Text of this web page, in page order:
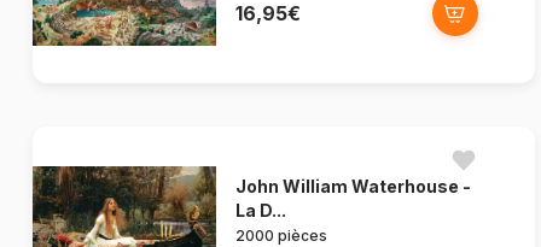
16,95€
John William Waterhouse -
La D...
2000 pièces